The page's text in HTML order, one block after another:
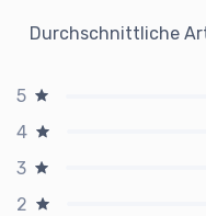
Durchschnittliche
5
4
3
2